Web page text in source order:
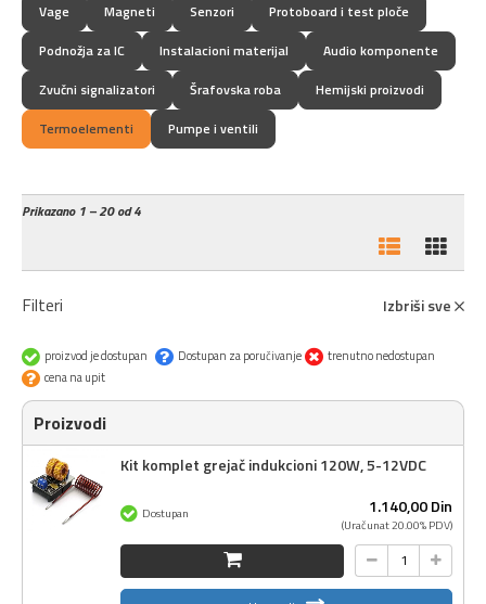
Vage
Magneti Senzori
Protoboard i test ploče
Podnožja za IC
Instalacioni materijal
Audio komponente
Zvučni signalizatori
Šrafovska roba
Hemijski proizvodi
Termoelementi
Pumpe i ventili
Prikazano1 – 20 od 4
Filteri Izbriši sve
proizvod je dostupan Dostupan za poručivanje
trenutno nedostupan
cena na upit
Proizvodi
Kit komplet grejač indukcioni 120W, 5-12VDC
1.140,00Din
(Uračunat 20.00% PDV)
Dostupan